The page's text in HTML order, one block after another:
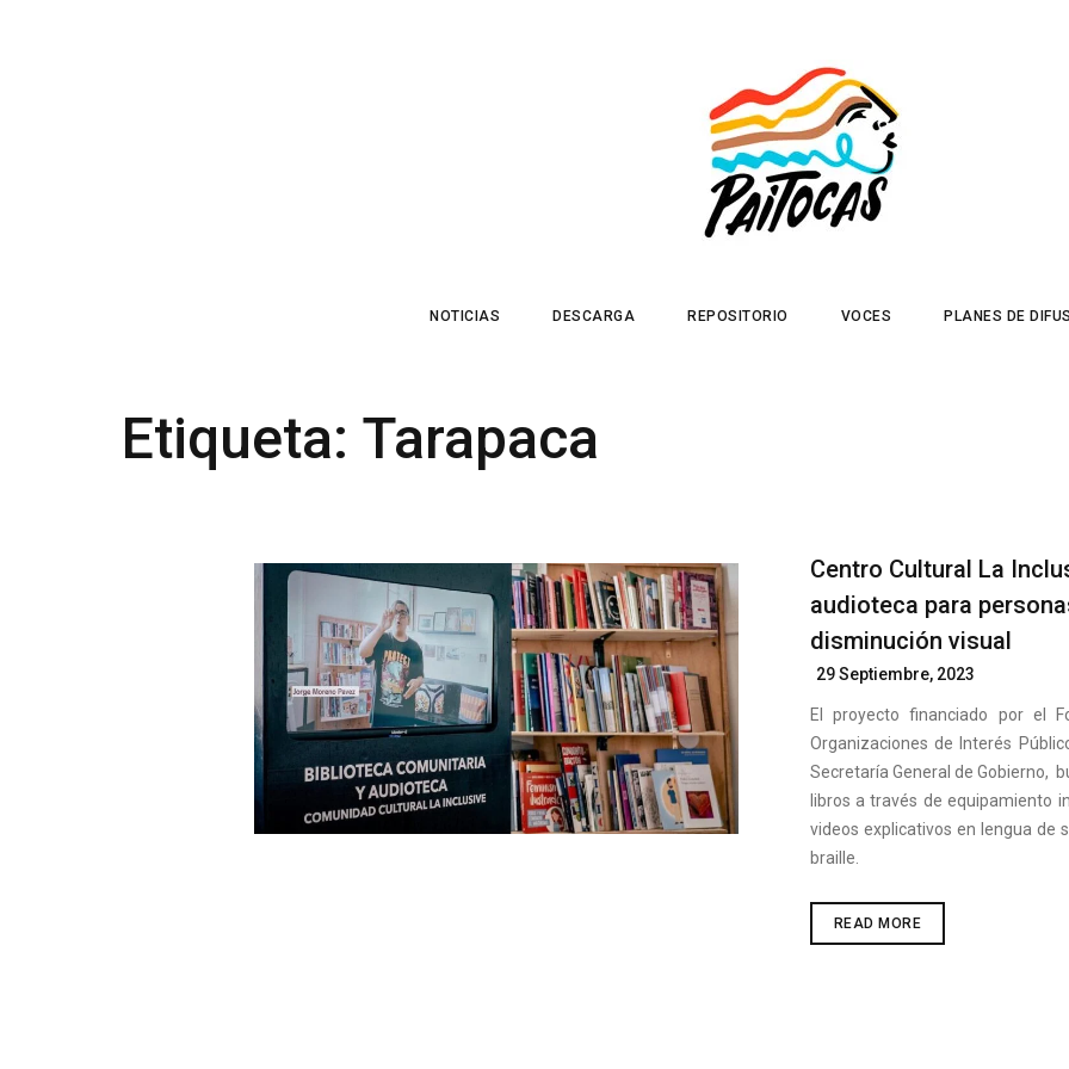
NOTICIAS DESCARGA REPOSITORIO VOCES PLANES DE
Etiqueta: Tarapaca
Centro Cultural La
audioteca para
disminución visual
Posted
29 Septiembre, 2023
El proyecto financiado por el
Organizaciones de Interés
Secretaría General de Gobierno,
libros a través de equipamiento
videos explicativos en lengua de
braille.
READ MORECENTRO
CULTURAL